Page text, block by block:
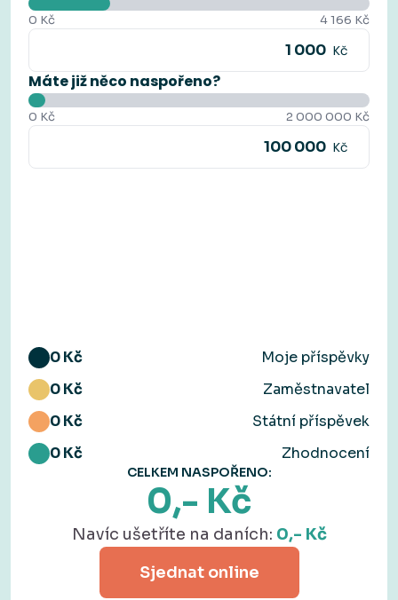
0 Kč 4 166 Kč
Kč
Máte již něco naspořeno?
0 Kč 2 000 000 Kč
Kč
0Kč
Moje příspěvky
0Kč
Zaměstnavatel
0Kč
Státní příspěvek
0Kč Zhodnocení
CELKEM NASPOŘENO:
0,- Kč
Navíc ušetříte na daních: 0,- Kč
Sjednat online